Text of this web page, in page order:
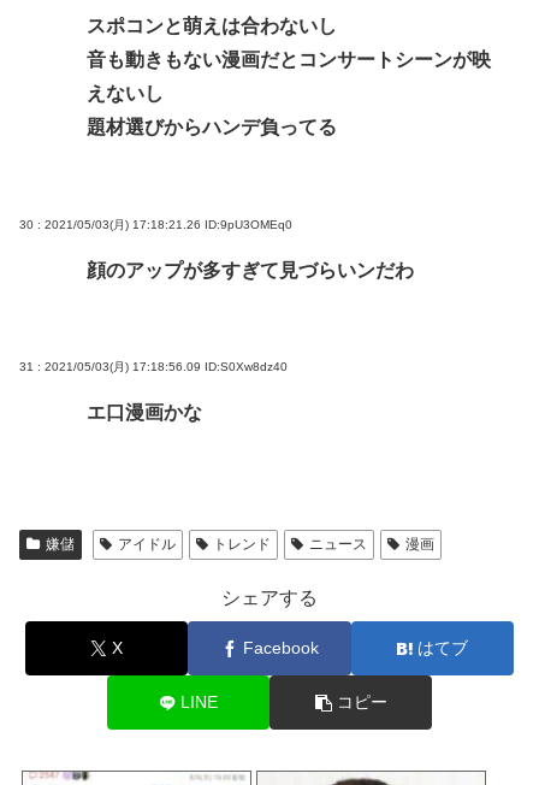
スポコンと萌えは合わないし
音も動きもない漫画だとコンサートシーンが映
えないし
題材選びからハンデ負ってる
30 : 2021/05/03(月) 17:18:21.26 ID:9pU3OMEq0
顔のアップが多すぎて見づらいンだわ
31 : 2021/05/03(月) 17:18:56.09 ID:S0Xw8dz40
エ口漫画かな
嫌儲 アイドル トレンド ニュース 漫画
シェアする
X Facebook はてブ
LINE コピー